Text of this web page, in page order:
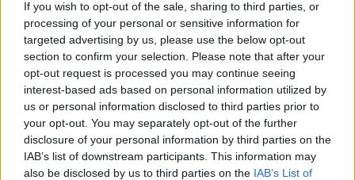
If you wish to opt-out of the sale, sharing to third parties, or
processing of your personal or sensitive information for
targeted advertising by us, please use the below opt-out
section to confirm your selection. Please note that after your
opt-out request is processed you may continue seeing
interest-based ads based on personal information utilized by
us or personal information disclosed to third parties prior to
your opt-out. You may separately opt-out of the further
disclosure of your personal information by third parties on the
IAB’s list of downstream participants. This information may
also be disclosed by us to third parties on the IAB’s List of
βοήθεια, συμπεριλαμβανομένης και της
ψυχολογικής υποστήριξης όποτε αυτό χρειαστεί.
ΔΙΑΦΗΜΙΣΗ